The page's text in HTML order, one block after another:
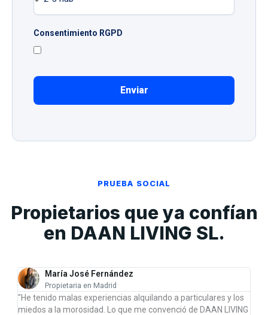
Consentimiento RGPD
Enviar
PRUEBA SOCIAL
Propietarios que ya confían
en DAAN LIVING SL.
María José Fernández
Propietaria en Madrid
"He tenido malas experiencias alquilando a particulares y los
miedos a la morosidad. Lo que me convenció de DAAN LIVING